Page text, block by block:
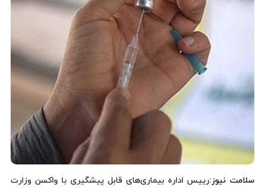
سلامت نیوز:رییس اداره بیماری‌های قابل پیشگیری با واکسن وزارت